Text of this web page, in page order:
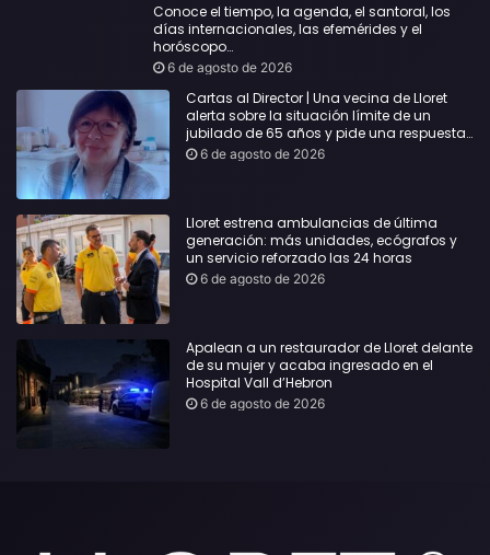
Conoce el tiempo, la agenda, el santoral, los
días internacionales, las efemérides y el
horóscopo…
6 de agosto de 2026
Cartas al Director | Una vecina de Lloret
alerta sobre la situación límite de un
jubilado de 65 años y pide una respuesta
urgente
6 de agosto de 2026
Lloret estrena ambulancias de última
generación: más unidades, ecógrafos y
un servicio reforzado las 24 horas
6 de agosto de 2026
Apalean a un restaurador de Lloret delante
de su mujer y acaba ingresado en el
Hospital Vall d’Hebron
6 de agosto de 2026